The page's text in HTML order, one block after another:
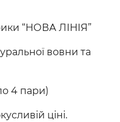
“НОВА ЛІНІЯ”
вовни та
4 пари)
ціні.